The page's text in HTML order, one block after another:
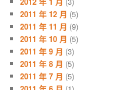
2011 年 12 月 (5)
2011 年 11 月 (9)
2011 年 10 月 (5)
2011 年 9 月 (3)
2011 年 8 月 (5)
2011 年 7 月 (5)